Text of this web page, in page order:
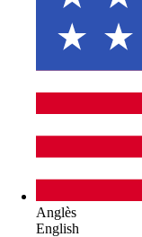
Anglès
English